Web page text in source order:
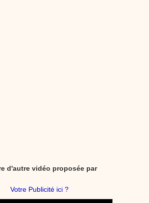
d'autre vidéo proposée par
Votre Publicité ici ?